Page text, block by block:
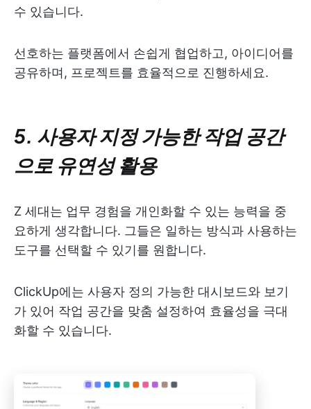
수 있습니다.
선호하는 플랫폼에서 손쉽게 협업하고, 아이디어를
공유하며, 프로젝트를 효율적으로 진행하세요.
5. 사용자 지정 가능한 작업 공간
으로 유연성 활용
Z 세대는 업무 경험을 개인화할 수 있는 능력을 중
요하게 생각합니다. 그들은 일하는 방식과 사용하는
도구를 선택할 수 있기를 원합니다.
ClickUp에는 사용자 정의 가능한 대시보드와 보기
가 있어 작업 공간을 맞춤 설정하여 효율성을 극대
화할 수 있습니다.